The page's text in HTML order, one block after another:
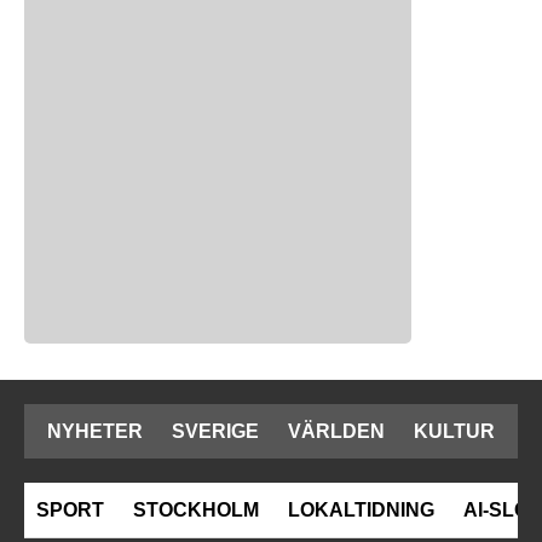
NYHETER SVERIGE VÄRLDEN KULTUR
SPORT STOCKHOLM LOKALTIDNING AI-SLOP